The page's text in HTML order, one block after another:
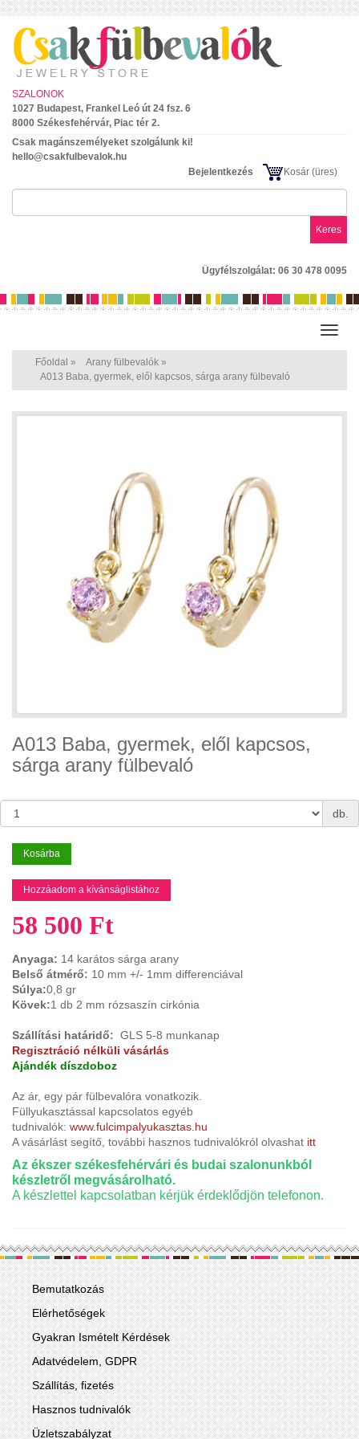
SZALONOK
1027 Budapest, Frankel Leó út 24 fsz. 6
8000 Székesfehérvár, Piac tér 2.
Csak magánszemélyeket szolgálunk ki!
hello@csakfulbevalok.hu
Bejelentkezés
Kosár (üres)
Keres
Ügyfélszolgálat: 06 30 478 0095
Főoldal » Arany fülbevalók »
A013 Baba, gyermek, elől kapcsos, sárga arany fülbevaló
A013 Baba, gyermek, elől kapcsos,
sárga arany fülbevaló
db.
Kosárba
Hozzáadom a kívánságlistához
58 500 Ft
Anyaga: 14 karátos sárga arany
Belső átmérő: 10 mm +/- 1mm differenciával
Súlya:0,8 gr
Kövek:1 db 2 mm rózsaszín cirkónia
Szállítási határidő: GLS 5-8 munkanap
Regisztráció nélküli vásárlás
Ajándék díszdoboz
Az ár, egy pár fülbevalóra vonatkozik.
Füllyukasztással kapcsolatos egyéb
tudnivalók: www.fulcimpalyukasztas.hu
A vásárlást segítő, további hasznos tudnivalókról olvashat itt
Az ékszer székesfehérvári és budai szalonunkból
készletről megvásárolható.
A készlettel kapcsolatban kérjük érdeklődjön telefonon.
Bemutatkozás
Elérhetőségek
Gyakran Ismételt Kérdések
Adatvédelem, GDPR
Szállítás, fizetés
Hasznos tudnivalók
Üzletszabályzat